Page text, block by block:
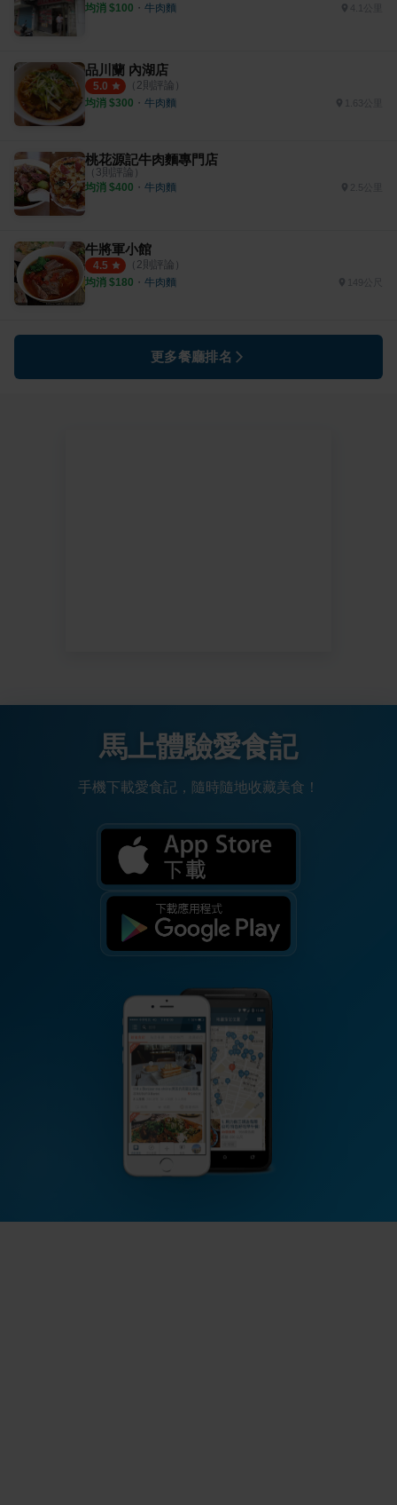
均消 $100 ・ 牛肉麵 4.1公里
品川蘭 內湖店
5.0 （ 2則評論）
均消 $300 ・ 牛肉麵
桃花源記牛肉麵專門店
（ 3則評論）
均消 $400 ・ 牛肉麵 2.5公里
牛將軍小館
4.5 （ 2則評論）
均消 $180 ・ 牛肉麵 149公尺
更多餐廳排名
馬上體驗愛食記
手機下載愛食記，隨時隨地收藏美食！